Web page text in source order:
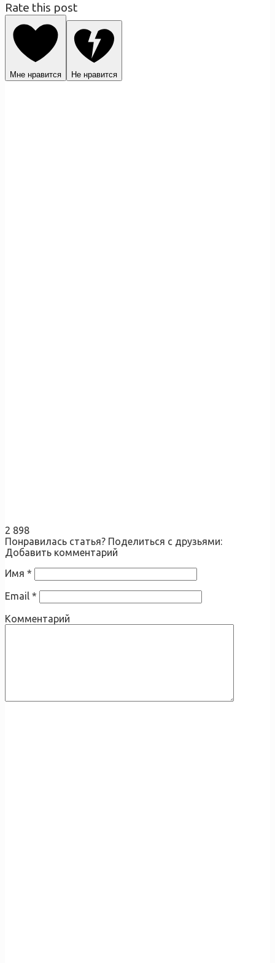
Rate this post
Мне нравится Не нравится
2 898
Понравилась статья? Поделиться с друзьями:
Добавить комментарий
Имя *
Email *
Комментарий